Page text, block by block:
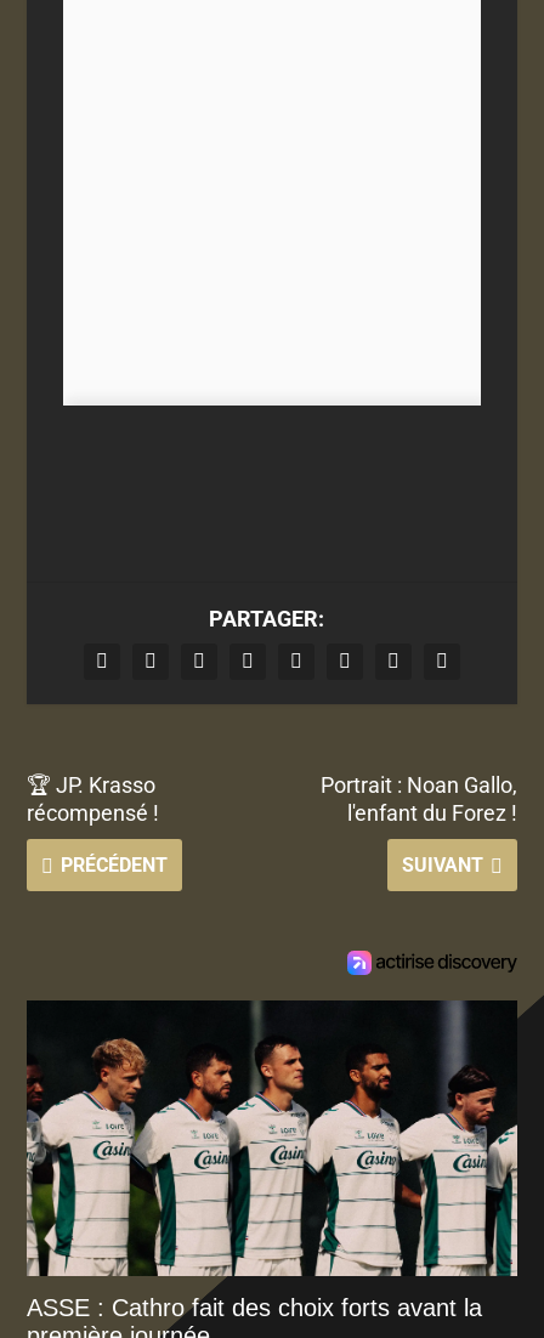
PARTAGER:
🏆 JP. Krasso
récompensé !
PRÉCÉDENT
Portrait : Noan Gallo,
l'enfant du Forez !
SUIVANT
ASSE : Cathro fait des choix forts avant la